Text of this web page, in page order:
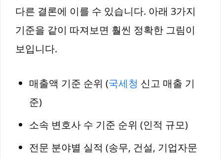
다른 결론에 이를 수 있습니다. 아래 3가지
기준을 같이 따져보면 훨씬 정확한 그림이
보입니다.
매출액 기준 순위 (국세청 신고 매출 기
준)
소속 변호사 수 기준 순위 (인적 규모)
전문 분야별 실적 (송무, 건설, 기업자문